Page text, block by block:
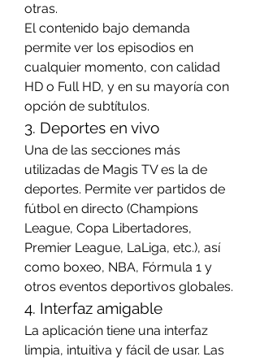
otras.
El contenido bajo demanda
permite ver los episodios en
cualquier momento, con calidad
HD o Full HD, y en su mayoría con
opción de subtítulos.
3. Deportes en vivo
Una de las secciones más
utilizadas de Magis TV es la de
deportes. Permite ver partidos de
fútbol en directo (Champions
League, Copa Libertadores,
Premier League, LaLiga, etc.), así
como boxeo, NBA, Fórmula 1 y
otros eventos deportivos globales.
4. Interfaz amigable
La aplicación tiene una interfaz
limpia, intuitiva y fácil de usar. Las